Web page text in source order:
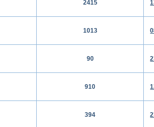
2415
1013
90
910
394